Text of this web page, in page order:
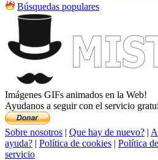
Búsquedas populares
Imágenes GIFs animados en la Web!
Ayudanos a seguir con el servicio
Sobre nosotros | Que hay de nuevo? |
ayuda? | Política de cookies | Política
servicio